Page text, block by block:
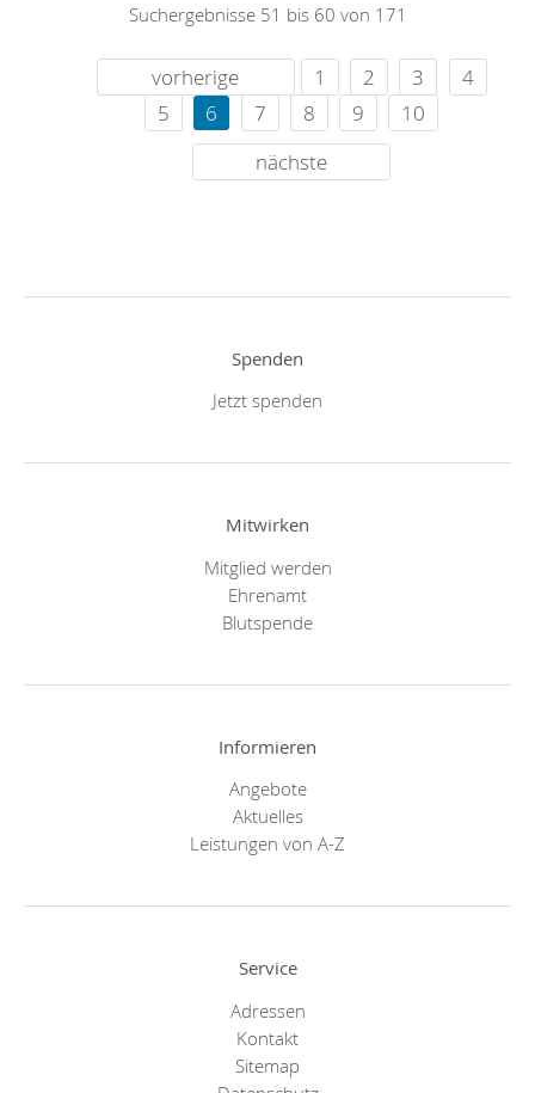
Suchergebnisse 51 bis 60 von 171
vorherige 1 2 3
4
5
6 7 8 9
10
nächste
Spenden
Jetzt spenden
Mitwirken
Mitglied werden
Ehrenamt
Blutspende
Informieren
Angebote
Aktuelles
Leistungen von A-Z
Service
Adressen
Kontakt
Sitemap